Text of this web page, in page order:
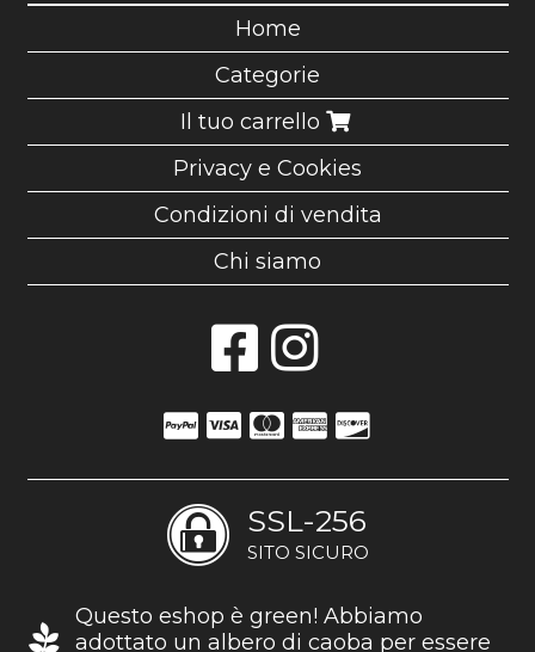
Home
Categorie
Il tuo carrello
Privacy e Cookies
Condizioni di vendita
Chi siamo
SSL-256
SITO SICURO
Questo eshop è green! Abbiamo
adottato un albero di caoba per essere